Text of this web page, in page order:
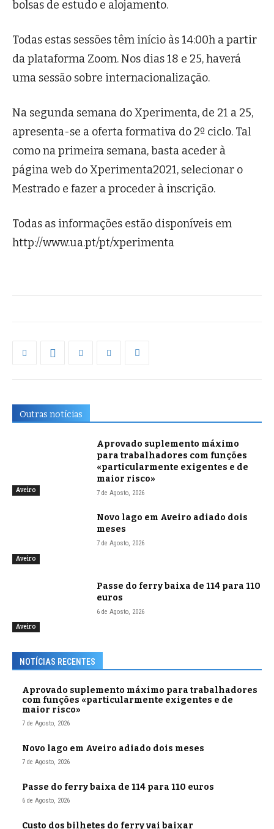
bolsas de estudo e alojamento.
Todas estas sessões têm início às 14:00h a partir
da plataforma Zoom. Nos dias 18 e 25, haverá
uma sessão sobre internacionalização.
Na segunda semana do Xperimenta, de 21 a 25,
apresenta-se a oferta formativa do 2º ciclo. Tal
como na primeira semana, basta aceder à
página web do Xperimenta2021, selecionar o
Mestrado e fazer a proceder à inscrição.
Todas as informações estão disponíveis em
http://www.ua.pt/pt/xperimenta
Outras notícias
Aveiro
Aprovado suplemento máximo
para trabalhadores com funções
«particularmente exigentes e de
maior risco»
7 de Agosto, 2026
Aveiro
Novo lago em Aveiro adiado dois
meses
7 de Agosto, 2026
Aveiro
Passe do ferry baixa de 114 para 110
euros
6 de Agosto, 2026
NOTÍCIAS RECENTES
Aprovado suplemento máximo para trabalhadores
com funções «particularmente exigentes e de
maior risco»
7 de Agosto, 2026
Novo lago em Aveiro adiado dois meses
7 de Agosto, 2026
Passe do ferry baixa de 114 para 110 euros
6 de Agosto, 2026
Custo dos bilhetes do ferry vai baixar